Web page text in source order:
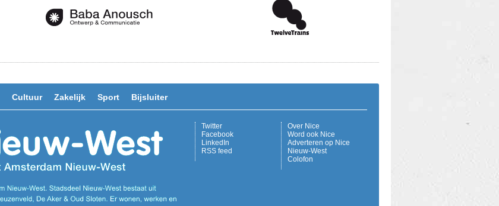
Cultuur Zakelijk Sport Bijsluiter
Over Nice
Word ook Nice
Adverteren op Nice
Nieuw-West
Colofon
Twitter
Facebook
LinkedIn
RSS feed